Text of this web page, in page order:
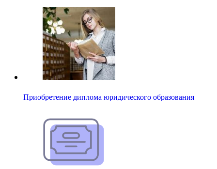
Приобретение диплома юридического образования